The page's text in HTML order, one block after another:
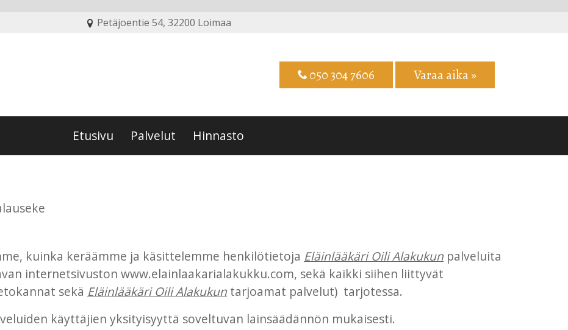
Petäjoentie 54, 32200 Loimaa
050 304 7606 Varaa aika »
Etusivu Palvelut Hinnasto
kuinka keräämme ja käsittelemme henkilötietoja Eläinlääkäri Oili Alakukun palveluita
internetsivuston www.elainlaakarialakukku.com, sekä kaikki siihen liittyvät
sekä Eläinlääkäri Oili Alakukun tarjoamat palvelut) tarjotessa.
käyttäjien yksityisyyttä soveltuvan lainsäädännön mukaisesti.